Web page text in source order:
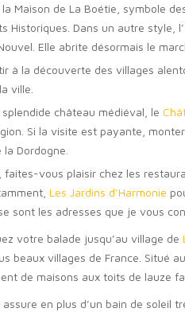
Maison de La Boétie, symbole
Historiques. Dans un autre style,
Elle abrite désormais le
à la découverte des villages
ville.
château médiéval, le
Si la visite est payante,
Dordogne.
vous plaisir chez les
Les Jardins d’Harmonie
sont les adresses que je vous
votre balade jusqu’au village de
beaux villages de France. Situé
de maisons aux toits de lauze
en plus d’un bain de soleil